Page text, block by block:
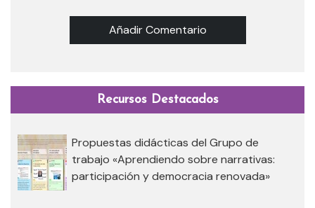
Añadir Comentario
Recursos Destacados
Propuestas didácticas del Grupo de
trabajo «Aprendiendo sobre narrativas:
participación y democracia renovada»